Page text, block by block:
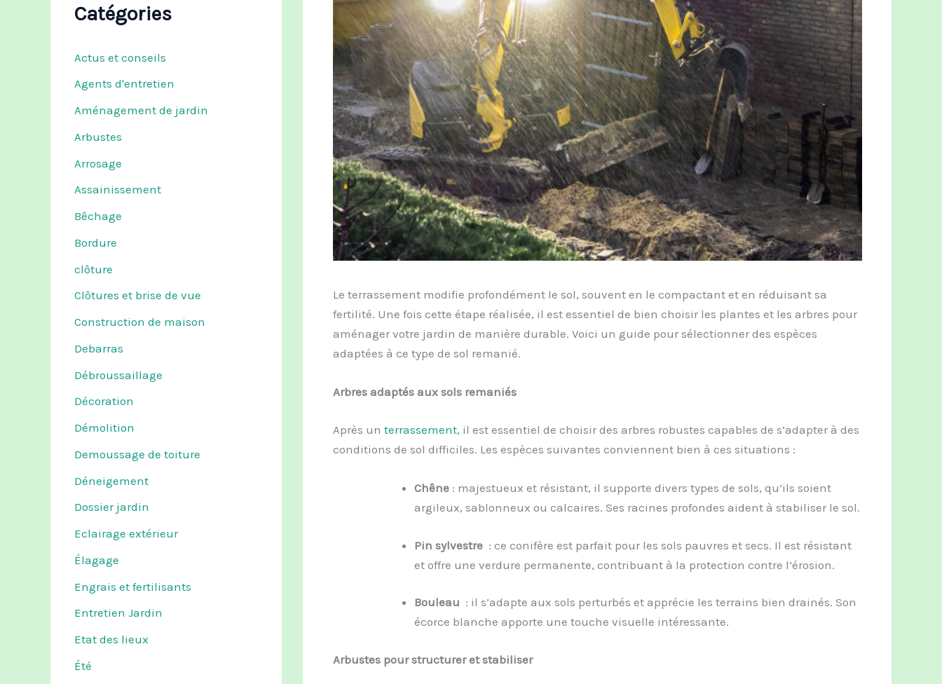
Catégories
Actus et conseils
Agents d'entretien
Aménagement de jardin
Arbustes
Arrosage
Assainissement
Bêchage
Bordure
clôture
Clôtures et brise de vue
Construction de maison
Debarras
Débroussaillage
Décoration
Démolition
Demoussage de toiture
Déneigement
Dossier jardin
Eclairage extérieur
Élagage
Engrais et fertilisants
Entretien Jardin
Etat des lieux
Été
Le terrassement modifie profondément le sol, souvent en le compactant et en réduisant sa
fertilité. Une fois cette étape réalisée, il est essentiel de bien choisir les plantes et les arbres pour
aménager votre jardin de manière durable. Voici un guide pour sélectionner des espèces
adaptées à ce type de sol remanié.
Arbres adaptés aux sols remaniés
Après un terrassement, il est essentiel de choisir des arbres robustes capables de s’adapter à des
conditions de sol difficiles. Les espèces suivantes conviennent bien à ces situations :
Chêne : majestueux et résistant, il supporte divers types de sols, qu’ils soient
argileux, sablonneux ou calcaires. Ses racines profondes aident à stabiliser le sol.
Pin sylvestre : ce conifère est parfait pour les sols pauvres et secs. Il est résistant
et offre une verdure permanente, contribuant à la protection contre l’érosion.
Bouleau : il s’adapte aux sols perturbés et apprécie les terrains bien drainés. Son
écorce blanche apporte une touche visuelle intéressante.
Arbustes pour structurer et stabiliser